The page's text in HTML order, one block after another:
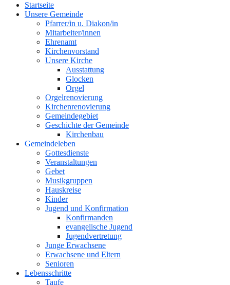
oben
Startseite
Unsere Gemeinde
Pfarrer/in u. Diakon/in
Mitarbeiter/innen
Ehrenamt
Kirchenvorstand
Unsere Kirche
Ausstattung
Glocken
Orgel
Orgelrenovierung
Kirchenrenovierung
Gemeindegebiet
Geschichte der Gemeinde
Kirchenbau
Gemeindeleben
Gottesdienste
Veranstaltungen
Gebet
Musikgruppen
Hauskreise
Kinder
Jugend und Konfirmation
Konfirmanden
evangelische Jugend
Jugendvertretung
Junge Erwachsene
Erwachsene und Eltern
Senioren
Lebensschritte
Taufe